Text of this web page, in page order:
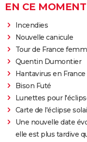
EN CE MOMENT
Incendies
Nouvelle canicule
Tour de France
Quentin Dumontier
Hantavirus en France
Bison Futé
Lunettes pour
Carte de l'éclipse
Une nouvelle date
elle est plus tardive